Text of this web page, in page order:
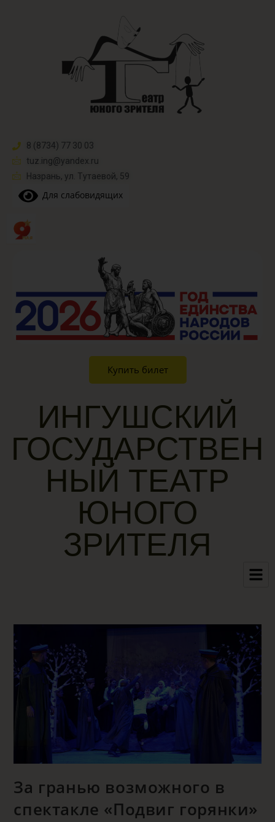
8 (8734) 77 30 03
tuz.ing@yandex.ru​
Назрань, ул. Тутаевой, 59
Для слабовидящих
Купить билет
ИНГУШСКИЙ
ГОСУДАРСТВЕН
НЫЙ ТЕАТР
ЮНОГО
ЗРИТЕЛЯ
За гранью возможного в
спектакле «Подвиг горянки»